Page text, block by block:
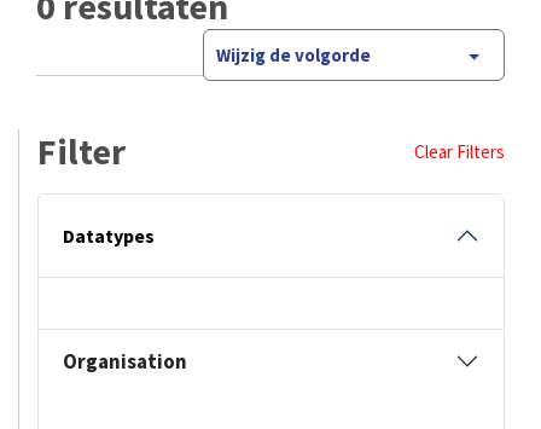
Wijzig de volgorde
Filter Clear Filters
Datatypes
Organisation